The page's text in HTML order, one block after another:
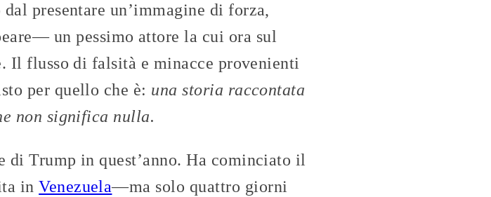
presentare un’immagine di forza,
un pessimo attore la cui ora sul
Il flusso di falsità e minacce provenienti
per quello che è: una storia raccontata
non significa nulla.
Trump in quest’anno. Ha cominciato il
inVenezuela—ma solo quattro giorni